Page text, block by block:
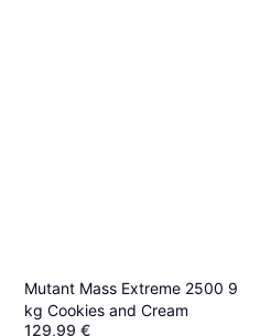
Mutant Mass Extreme 2500 9
kg Cookies and Cream
129,99 €